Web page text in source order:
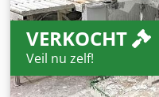
Pistoolbesturing - PLC-
Geïnstalleerde
Lengte: ca. 6.680 mm -
aansluiting: ca. 26,3 kW
voorraad -
VERKOCHT
Veil nu zelf!